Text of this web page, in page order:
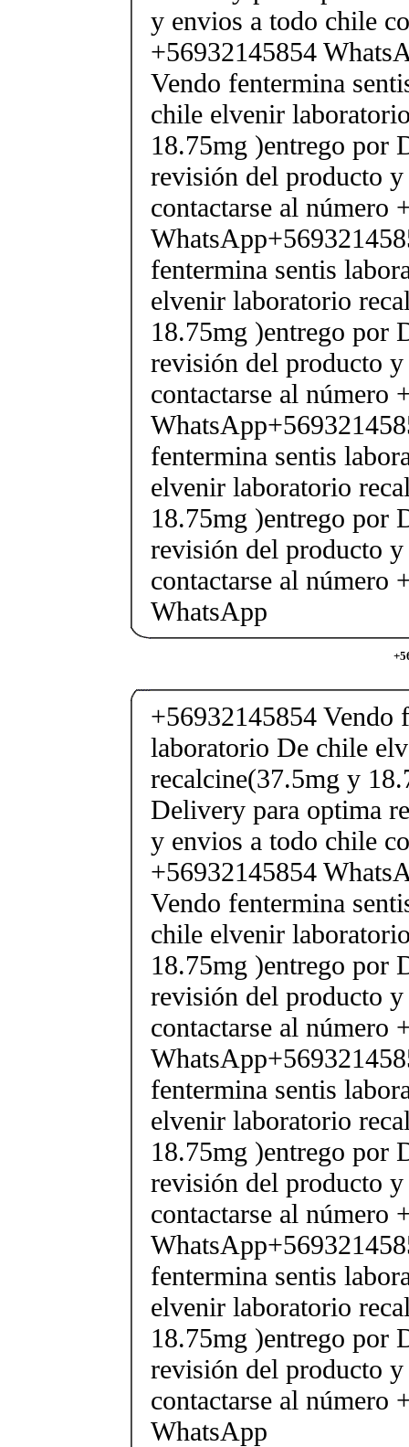
y envios a todo chile
+56932145854
Vendo fentermina
chile elvenir
18.75mg )entrego por
revisión del producto
contactarse al número
fentermina sentis
elvenir laboratorio
18.75mg )entrego por
revisión del producto
contactarse al número
fentermina sentis
elvenir laboratorio
18.75mg )entrego por
revisión del producto
contactarse al número
WhatsApp
+56932145854 Vendo
laboratorio De chile
recalcine(37.5mg y
Delivery para optima
y envios a todo chile
+56932145854
Vendo fentermina
chile elvenir
18.75mg )entrego por
revisión del producto
contactarse al número
fentermina sentis
elvenir laboratorio
18.75mg )entrego por
revisión del producto
contactarse al número
fentermina sentis
elvenir laboratorio
18.75mg )entrego por
revisión del producto
contactarse al número
WhatsApp